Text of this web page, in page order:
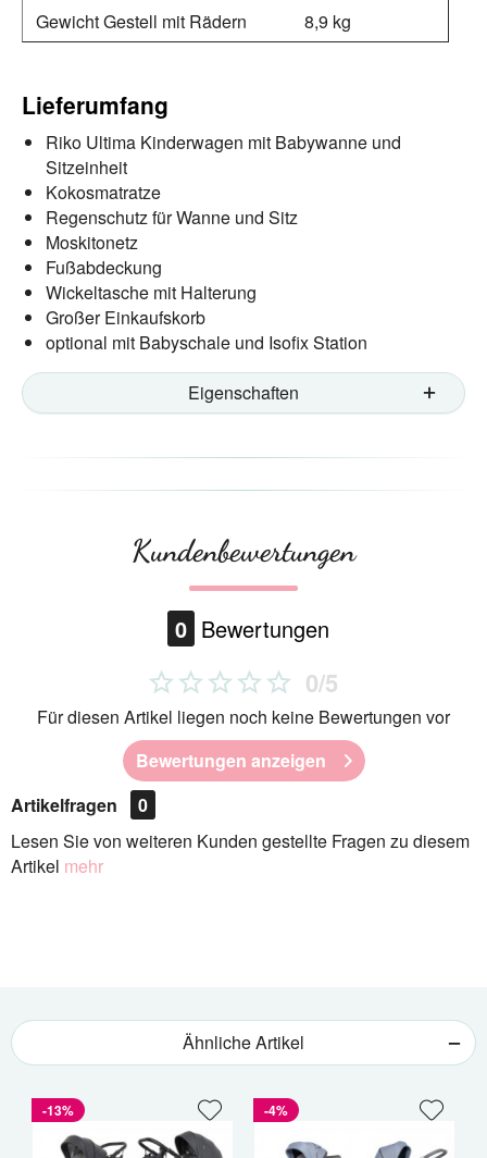
Gewicht Gestell mit Rädern 8,9 kg
Lieferumfang
Riko Ultima Kinderwagen mit Babywanne und
Sitzeinheit
Kokosmatratze
Regenschutz für Wanne und Sitz
Moskitonetz
Fußabdeckung
Wickeltasche mit Halterung
Großer Einkaufskorb
optional mit Babyschale und Isofix Station
Eigenschaften
Kundenbewertungen
0 Bewertungen
0/5
Für diesen Artikel liegen noch keine Bewertungen vor
Bewertungen anzeigen
Artikelfragen
0
Lesen Sie von weiteren Kunden gestellte Fragen zu diesem
Artikel mehr
Ähnliche Artikel
-13% -4%